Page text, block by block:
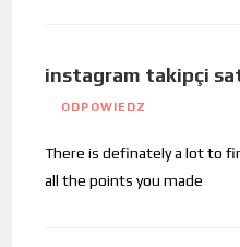
instagram takipçi
ODPOWIEDZ
There is definately a lot to
all the points you made